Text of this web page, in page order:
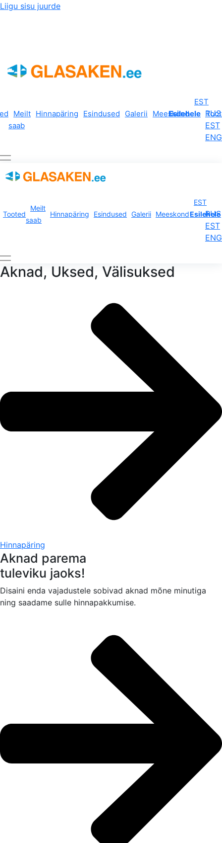
Liigu sisu juurde
Meilt
saab
Hinnapäring Esindused Galerii Meeskond
EST
RUS
EST
ENG
Esilehele
Tooted
Meilt
saab
Hinnapäring Esindused Galerii Meeskond
EST
RUS
EST
ENG
Esilehele
Aknad, Uksed, Välisuksed
Hinnapäring
Aknad parema
tuleviku jaoks!
Disaini enda vajadustele sobivad aknad mõne minutiga
ning saadame sulle hinnapakkumise.